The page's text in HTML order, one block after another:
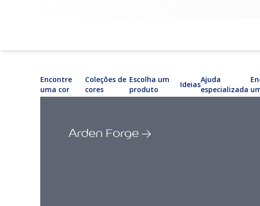
Encontre
uma cor
Coleções de
cores
Escolha um
produto
Ideias
Ajuda
especializada
Arden Forge